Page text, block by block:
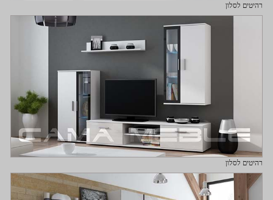
רהיטים לסלון
רהיטים לסלון